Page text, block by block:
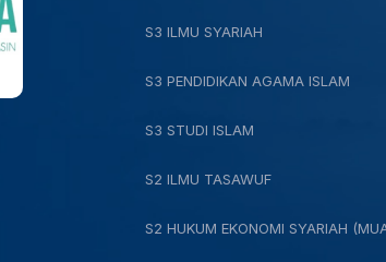
S3 ILMU SYARIAH
S3 PENDIDIKAN AGAMA ISLAM
S3 STUDI ISLAM
S2 ILMU TASAWUF
S2 HUKUM EKONOMI SYARIAH